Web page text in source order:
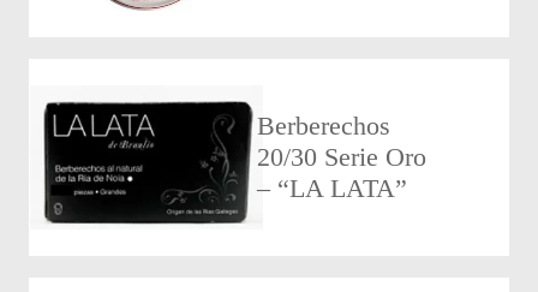
Berberechos
20/30 Serie Oro
– “LA LATA”